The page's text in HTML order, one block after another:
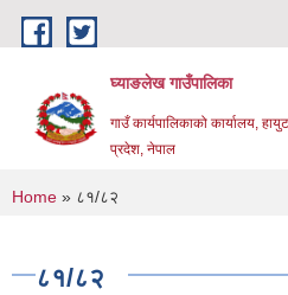
Skip to main content
घ्याङलेख गाउँपालिका
गाउँ कार्यपालिकाको कार्यालय,
प्रदेश, नेपाल
You are here
Home » ८१/८२
८१/८२